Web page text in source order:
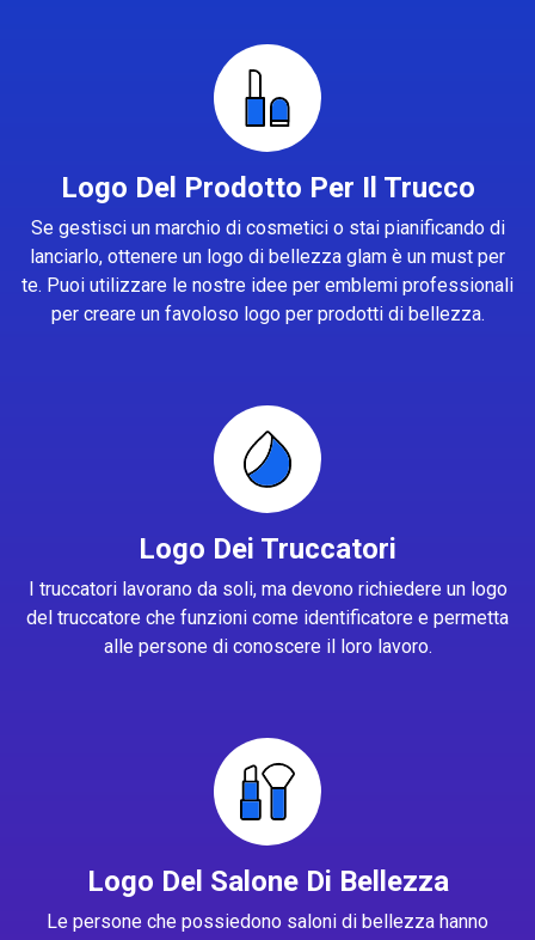
Logo Del Prodotto Per Il Trucco
Se gestisci un marchio di cosmetici o stai pianificando di
lanciarlo, ottenere un logo di bellezza glam è un must per
te. Puoi utilizzare le nostre idee per emblemi professionali
per creare un favoloso logo per prodotti di bellezza.
Logo Dei Truccatori
I truccatori lavorano da soli, ma devono richiedere un logo
del truccatore che funzioni come identificatore e permetta
alle persone di conoscere il loro lavoro.
Logo Del Salone Di Bellezza
Le persone che possiedono saloni di bellezza hanno